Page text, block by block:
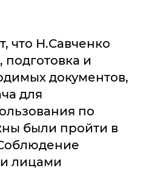
что Н.Савченко
и
документов,
для
по
были пройти в
лицами